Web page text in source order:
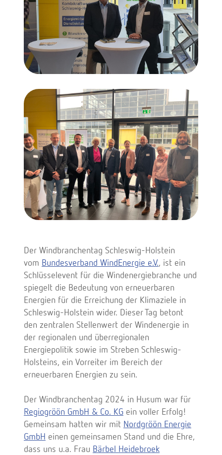
Der Windbranchentag Schleswig-Holstein
vom Bundesverband WindEnergie e.V., ist ein
Schlüsselevent für die Windenergiebranche und
spiegelt die Bedeutung von erneuerbaren
Energien für die Erreichung der Klimaziele in
Schleswig-Holstein wider. Dieser Tag betont
den zentralen Stellenwert der Windenergie in
der regionalen und überregionalen
Energiepolitik sowie im Streben Schleswig-
Holsteins, ein Vorreiter im Bereich der
erneuerbaren Energien zu sein.
Der Windbranchentag 2024 in Husum war für
Regiogröön GmbH & Co. KG ein voller Erfolg!
Gemeinsam hatten wir mit Nordgröön Energie
GmbH einen gemeinsamen Stand und die Ehre,
dass uns u.a. Frau Bärbel Heidebroek